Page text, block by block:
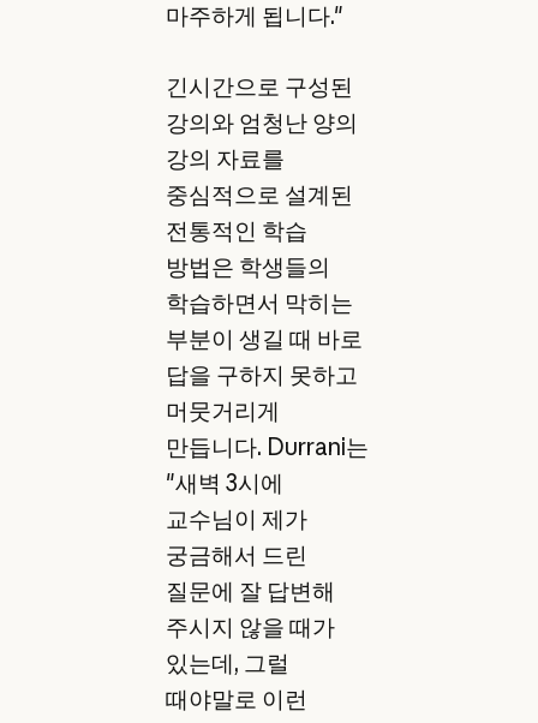
마주하게 됩니다."
긴시간으로 구성된
강의와 엄청난 양의
강의 자료를
중심적으로 설계된
전통적인 학습
방법은 학생들의
학습하면서 막히는
부분이 생길 때 바로
답을 구하지 못하고
머뭇거리게
만듭니다. Durrani는
"새벽 3시에
교수님이 제가
궁금해서 드린
질문에 잘 답변해
주시지 않을 때가
있는데, 그럴
때야말로 이런